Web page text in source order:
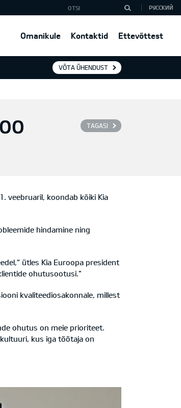
Omanikule Kontaktid Ettevõttest
РУССКИЙ
VÕTA ÜHENDUST
TAGASI
veebruaril, koondab kõiki Kia
hindamine ning
ütles Kia Euroopa president
ohutusootusi."
kvaliteediosakonnale, millest
ohutus on meie prioriteet.
kus iga töötaja on